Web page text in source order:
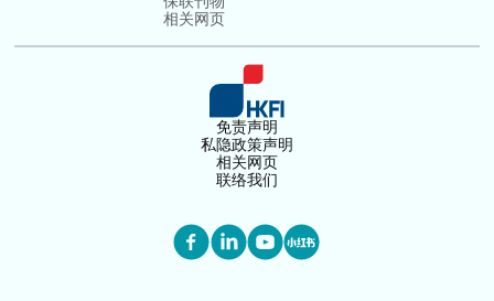
相关网页
免责声明
私隐政策声明
相关网页
联络我们